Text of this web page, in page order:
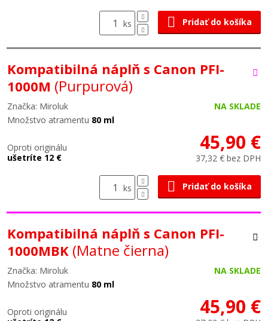
ks Pridať do košíka
Kompatibilná náplň s Canon PFI-
1000M (Purpurová)
Značka: Miroluk
NA SKLADE
Množstvo atramentu 80 ml
Oproti originálu
ušetríte 12 €
45,90 €
37,32 € bez DPH
ks Pridať do košíka
Kompatibilná náplň s Canon PFI-
1000MBK (Matne čierna)
Značka: Miroluk
NA SKLADE
Množstvo atramentu 80 ml
Oproti originálu
45,90 €